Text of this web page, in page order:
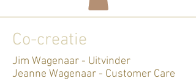
Co-creatie
Jim Wagenaar - Uitvinder
Jeanne Wagenaar - Customer Care